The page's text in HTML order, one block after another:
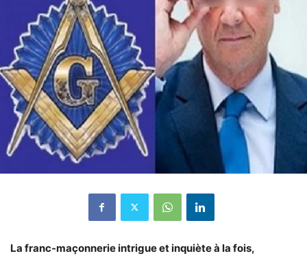
La franc-maçonnerie intrigue et inquiète à la fois,